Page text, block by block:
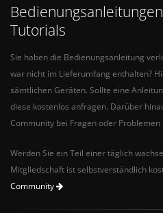
Tutorials
Sie haben die Bedienungsanleitung
war nicht im Lieferumfang enthalten?
sämtlichen Geräten. Sollte eine
diese kostenlos anfragen. Darüber
Community bei Fragen oder Problemen
Werden Sie ein Teil einer täglich
Mitgliedschaft ist selbstverständlich
Community